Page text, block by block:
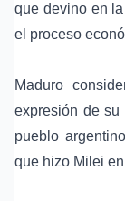
que devino en
el proceso
Maduro
expresión de su
pueblo
que hizo Milei en